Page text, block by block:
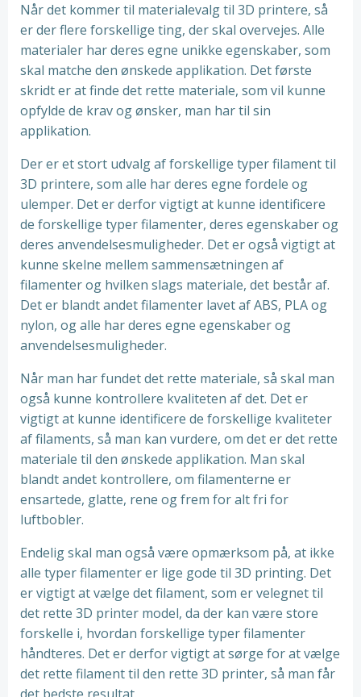
Når det kommer til materialevalg til 3D printere, så
er der flere forskellige ting, der skal overvejes. Alle
materialer har deres egne unikke egenskaber, som
skal matche den ønskede applikation. Det første
skridt er at finde det rette materiale, som vil kunne
opfylde de krav og ønsker, man har til sin
applikation.
Der er et stort udvalg af forskellige typer filament til
3D printere, som alle har deres egne fordele og
ulemper. Det er derfor vigtigt at kunne identificere
de forskellige typer filamenter, deres egenskaber og
deres anvendelsesmuligheder. Det er også vigtigt at
kunne skelne mellem sammensætningen af
filamenter og hvilken slags materiale, det består af.
Det er blandt andet filamenter lavet af ABS, PLA og
nylon, og alle har deres egne egenskaber og
anvendelsesmuligheder.
Når man har fundet det rette materiale, så skal man
også kunne kontrollere kvaliteten af det. Det er
vigtigt at kunne identificere de forskellige kvaliteter
af filaments, så man kan vurdere, om det er det rette
materiale til den ønskede applikation. Man skal
blandt andet kontrollere, om filamenterne er
ensartede, glatte, rene og frem for alt fri for
luftbobler.
Endelig skal man også være opmærksom på, at ikke
alle typer filamenter er lige gode til 3D printing. Det
er vigtigt at vælge det filament, som er velegnet til
det rette 3D printer model, da der kan være store
forskelle i, hvordan forskellige typer filamenter
håndteres. Det er derfor vigtigt at sørge for at vælge
det rette filament til den rette 3D printer, så man får